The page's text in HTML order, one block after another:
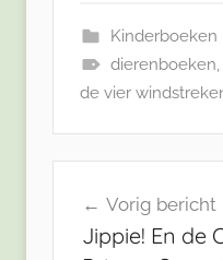
Kinderboeken
dierenboeken,
de vier
navigatie
Vorig bericht
Jippie! En de